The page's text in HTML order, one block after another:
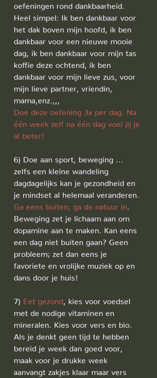
oefeningen rond dankbaarheid.
Heel simpel: Ik ben dankbaar voor
het dak boven mijn hoofd, ik ben
dankbaar voor een nieuwe mooie
dag, ik ben dankbaar voor mijn tas
koffie deze ochtend, ik ben
dankbaar voor mijn lieve zus, voor
mijn lieve partner, vriendin,
mama,enz.,,,
Doe deze oefening 3x per dag. Na
één week zelf na één dag voel jij je
al beter!
6) Doe aan sport, beweging ...
zelfs een kleine wandeling
dagdagelijks kan je gezondheid en
je mindset al helemaal veranderen.
Ga eens buiten, ga de natuur in
Beweging zet je lichaam aan om
dopamine aan te maken. Kan eens
een dag niet buiten gaan? Geen
probleem; zet dan eens je
favoriete en vrolijke muziek op en
dans door je huis!
7) Eet gezond , kies voor voedsel
met de nodige vitaminen en
mineralen. Kies voor vers en bio.
Als je denkt geen tijd te hebben
bereid je week dan goed voor,
maak voor je drukke week
aanvangt zakjes klaar maar vers